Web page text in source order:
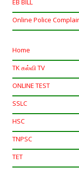
EB BILL
Online Police
Home
TK கல்வி TV
ONLINE TEST
SSLC
HSC
TNPSC
TET